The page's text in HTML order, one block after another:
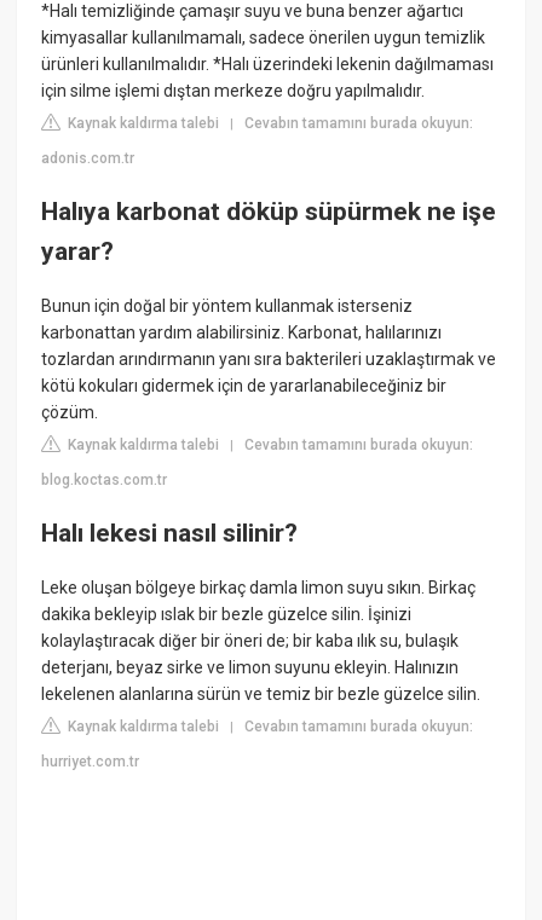
*Halı temizliğinde çamaşır suyu ve buna benzer ağartıcı
kimyasallar kullanılmamalı, sadece önerilen uygun temizlik
ürünleri kullanılmalıdır. *Halı üzerindeki lekenin dağılmaması
için silme işlemi dıştan merkeze doğru yapılmalıdır.
Kaynak kaldırma talebi |Cevabın tamamını burada okuyun:
adonis.com.tr
Halıya karbonat döküp süpürmek ne işe
yarar?
Bunun için doğal bir yöntem kullanmak isterseniz
karbonattan yardım alabilirsiniz. Karbonat, halılarınızı
tozlardan arındırmanın yanı sıra bakterileri uzaklaştırmak ve
kötü kokuları gidermek için de yararlanabileceğiniz bir
çözüm.
Kaynak kaldırma talebi |Cevabın tamamını burada okuyun:
blog.koctas.com.tr
Halı lekesi nasıl silinir?
Leke oluşan bölgeye birkaç damla limon suyu sıkın. Birkaç
dakika bekleyip ıslak bir bezle güzelce silin. İşinizi
kolaylaştıracak diğer bir öneri de; bir kaba ılık su, bulaşık
deterjanı, beyaz sirke ve limon suyunu ekleyin. Halınızın
lekelenen alanlarına sürün ve temiz bir bezle güzelce silin.
Kaynak kaldırma talebi |Cevabın tamamını burada okuyun:
hurriyet.com.tr